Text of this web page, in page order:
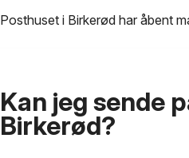
Posthuset i Birkerød har åbent
Kan jeg sende
Birkerød?